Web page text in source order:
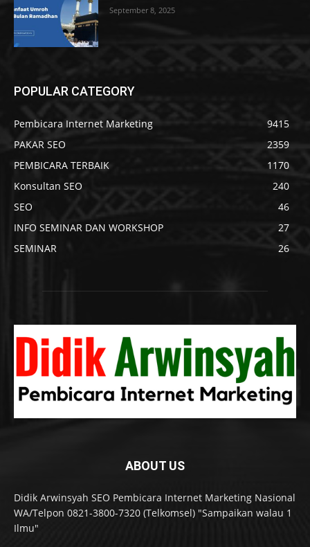
September 8, 2025
POPULAR CATEGORY
Pembicara Internet Marketing
9415
PAKAR SEO
2359
PEMBICARA TERBAIK
1170
Konsultan SEO
240
SEO
46
INFO SEMINAR DAN WORKSHOP
27
SEMINAR
26
ABOUT US
Didik Arwinsyah SEO Pembicara Internet Marketing Nasional
WA/Telpon 0821-3800-7320 (Telkomsel) "Sampaikan walau 1
Ilmu"